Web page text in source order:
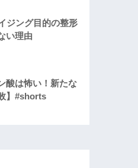
ジング目的の整形
い理由
酸は怖い！新たな
】#shorts